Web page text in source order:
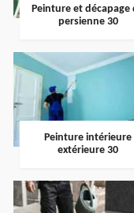
Peinture et décapage
persienne 30
Peinture intérieure
extérieure 30